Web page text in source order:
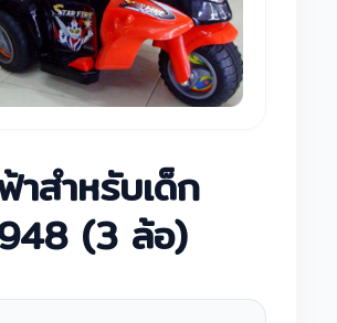
าสำหรับเด็ก
(3 ล้อ)